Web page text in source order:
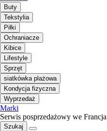
Buty
Tekstylia
Piłki
Ochraniacze
Kibice
Lifestyle
Sprzęt
siatkówka plażowa
Kondycja fizyczna
Wyprzedaż
Marki
Serwis posprzedażowy we Francja
Szukaj